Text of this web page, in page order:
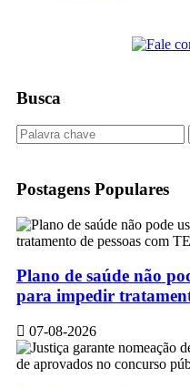
Busca
Postagens Populares
Plano de saúde não
para impedir
07-08-2026